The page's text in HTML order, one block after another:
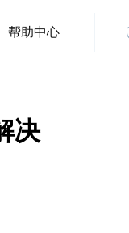
帮助中心
决